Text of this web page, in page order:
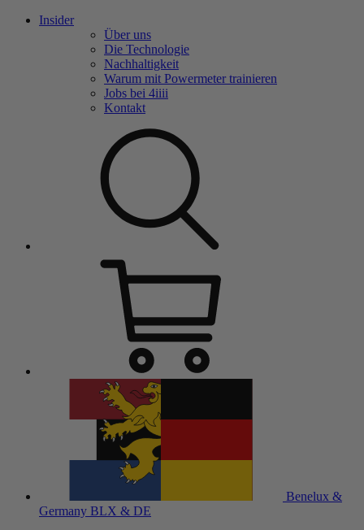
Insider
Über uns
Die Technologie
Nachhaltigkeit
Warum mit Powermeter trainieren
Jobs bei 4iiii
Kontakt
Benelux &
Germany BLX & DE